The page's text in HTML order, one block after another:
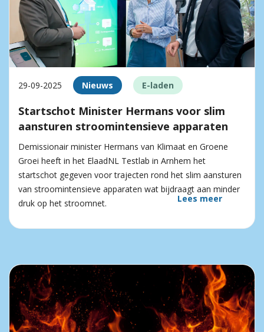
29-09-2025 Nieuws E-laden
Startschot Minister Hermans voor slim
aansturen stroomintensieve apparaten
Demissionair minister Hermans van Klimaat en Groene
Groei heeft in het ElaadNL Testlab in Arnhem het
startschot gegeven voor trajecten rond het slim aansturen
van stroomintensieve apparaten wat bijdraagt aan minder
druk op het stroomnet.
Lees meer